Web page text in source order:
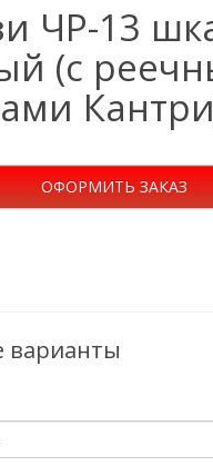
ЧР-13
(с
ОФОРМИТЬ ЗАКАЗ
варианты